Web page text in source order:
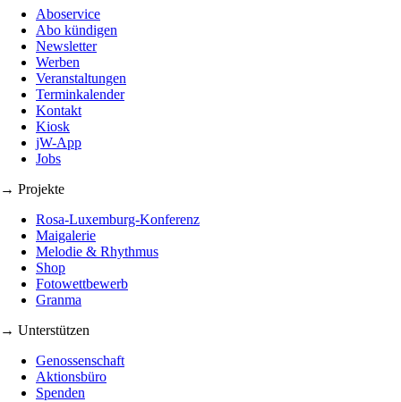
Aboservice
Abo kündigen
Newsletter
Werben
Veranstaltungen
Terminkalender
Kontakt
Kiosk
jW-App
Jobs
→ Projekte
Rosa-Luxemburg-Konferenz
Maigalerie
Melodie & Rhythmus
Shop
Fotowettbewerb
Granma
→ Unterstützen
Genossenschaft
Aktionsbüro
Spenden